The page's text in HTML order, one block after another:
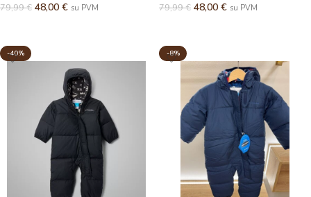
79,99€ 48,00 € su PVM 79,99€ 48,00 € su PVM
-40% -8%